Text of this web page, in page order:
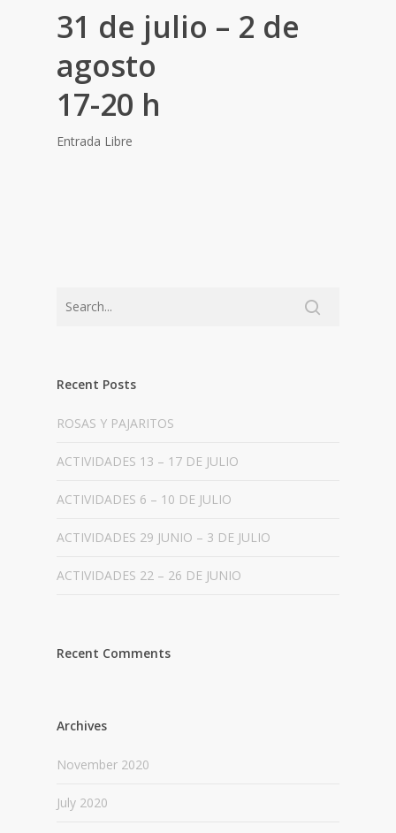
31 de julio – 2 de
agosto
17-20 h
Entrada Libre
Recent Posts
ROSAS Y PAJARITOS
ACTIVIDADES 13 – 17 DE JULIO
ACTIVIDADES 6 – 10 DE JULIO
ACTIVIDADES 29 JUNIO – 3 DE JULIO
ACTIVIDADES 22 – 26 DE JUNIO
Recent Comments
Archives
November 2020
July 2020